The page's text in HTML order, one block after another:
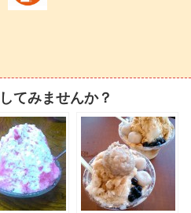
してみませんか？